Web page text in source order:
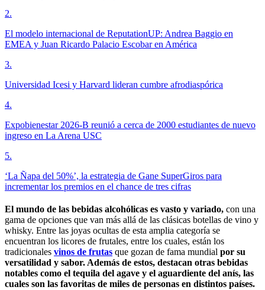
2.
El modelo internacional de ReputationUP: Andrea Baggio en
EMEA y Juan Ricardo Palacio Escobar en América
3.
Universidad Icesi y Harvard lideran cumbre afrodiaspórica
4.
Expobienestar 2026-B reunió a cerca de 2000 estudiantes de nuevo
ingreso en La Arena USC
5.
‘La Ñapa del 50%’, la estrategia de Gane SuperGiros para
incrementar los premios en el chance de tres cifras
El mundo de las bebidas alcohólicas es vasto y variado, con una
gama de opciones que van más allá de las clásicas botellas de vino y
whisky. Entre las joyas ocultas de esta amplia categoría se
encuentran los licores de frutales, entre los cuales, están los
tradicionales vinos de frutas que gozan de fama mundial por su
versatilidad y sabor. Además de estos, destacan otras bebidas
notables como el tequila del agave y el aguardiente del anís, las
cuales son las favoritas de miles de personas en distintos países.